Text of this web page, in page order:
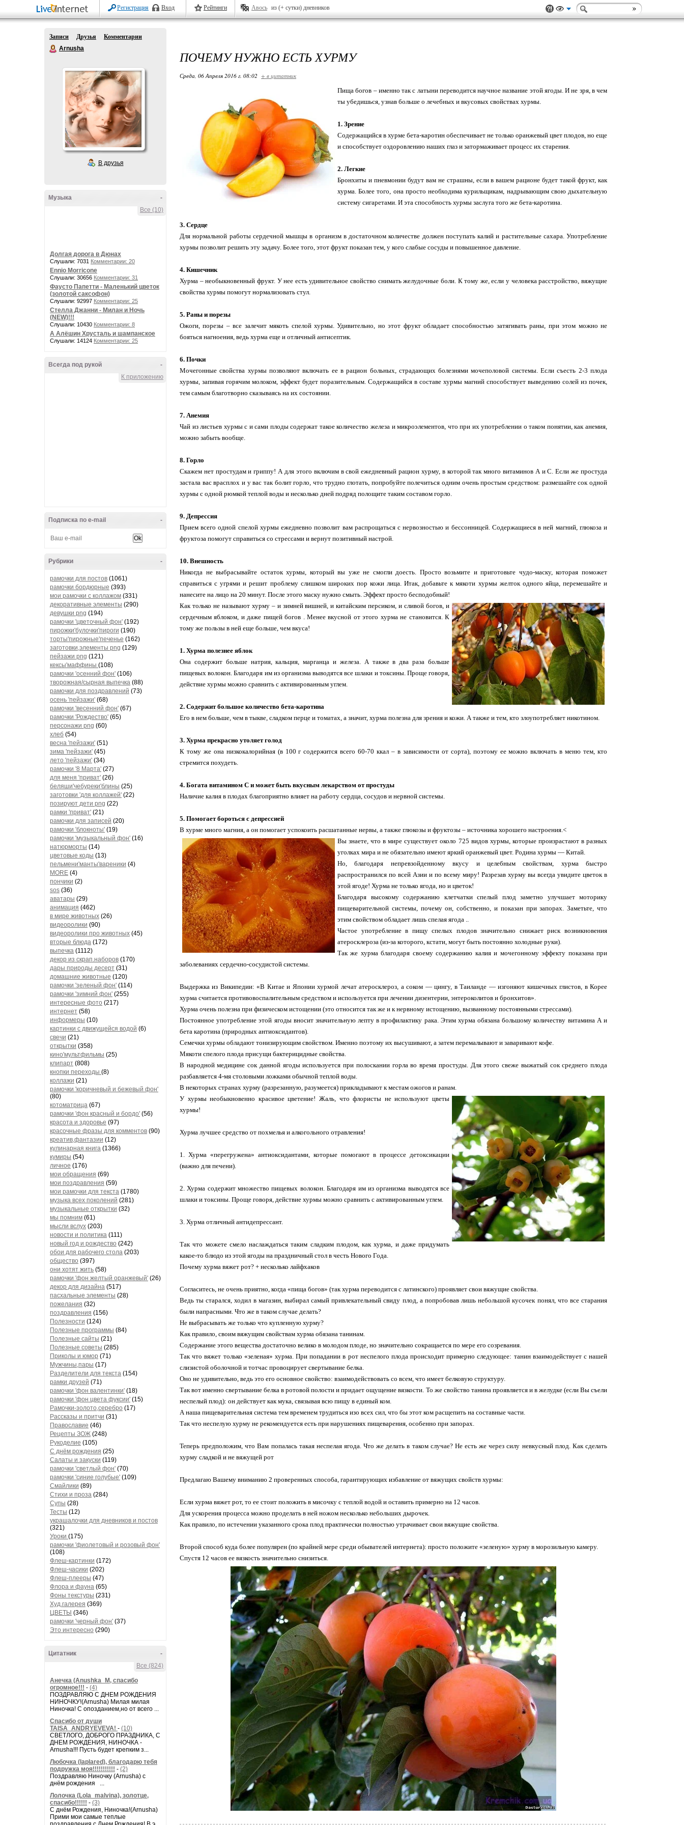
Регистрация Вход Рейтинги Авось из (+ сутки) дневников
Записи Друзья
Комментарии
Arnusha
В друзья
-
Музыка
Все (10)
Долгая дорога в Дюнах
Слушали: 7031 Комментарии: 20
Ennio Morricone
Слушали: 30656 Комментарии: 31
Фаусто Папетти - Маленький цветок
(золотой саксофон)
Слушали: 92997 Комментарии: 25
Стелла Джанни - Милан и Ночь
(NEW)!!!
Слушали: 10430 Комментарии: 8
А Алёшин Хрусталь и шампанское
Слушали: 14124 Комментарии: 25
-
Всегда под рукой
К приложению
-
Подписка по e-mail
-
Рубрики
рамочки для постов (1061)
рамочки бордюрные (393)
мои рамочки с коллажом (331)
декоративные элементы (290)
девушки png (194)
рамочки 'цветочный фон' (192)
пирожки'булочки'пироги (190)
торты'пирожные'печенье (162)
заготовки,элементы png (129)
пейзажи png (121)
кексы'маффины (108)
рамочки 'осенний фон' (106)
творожная/сырная выпечка (88)
рамочки для поздравлений (73)
осень 'пейзажи' (68)
рамочки 'весенний фон' (67)
рамочки 'Рождество' (65)
персонажи png (60)
хлеб (54)
весна 'пейзажи' (51)
зима 'пейзажи' (45)
лето 'пейзажи' (34)
рамочки '8 Марта' (27)
для меня 'приват' (26)
беляши'чебуреки'блины (25)
заготовки 'для коллажей' (22)
позируют дети png (22)
рамки 'приват' (21)
рамочки для записей (20)
рамочки 'блокноты' (19)
рамочки 'музыкальный фон' (16)
натюрморты (14)
цветовые коды (13)
пельмени'манты'вареники (4)
MORE (4)
пончики (2)
sos (36)
аватары (29)
анимация (462)
в мире животных (26)
видеоролики (90)
видеоролики про животных (45)
вторые блюда (172)
выпечка (1112)
декор из скрап.наборов (170)
дары природы десерт (31)
домашние животные (120)
рамочки 'зеленый фон' (114)
рамочки 'зимний фон' (255)
интересные фото (217)
интернет (58)
информеры (10)
картинки с движущейся водой (6)
свечи (21)
открытки (358)
кино'мультфильмы (25)
клипарт (808)
кнопки переходы (8)
коллажи (21)
рамочки 'коричневый и бежевый фон'
(80)
котоматрица (67)
рамочки 'фон красный и бордо' (56)
красота и здоровье (97)
красочные фразы для комментов (90)
креатив,фантазии (12)
кулинарная книга (1366)
кумиры (54)
личное (176)
мои обращения (69)
мои поздравления (59)
мои рамочки для текста (1780)
музыка всех поколений (281)
музыкальные открытки (32)
мы помним (61)
мысли вслух (203)
новости и политика (111)
новый год и рождество (242)
обои для рабочего стола (203)
общество (397)
они хотят жить (58)
рамочки 'фон желтый оранжевый' (26)
декор для дизайна (517)
пасхальные элементы (28)
пожелания (32)
поздравления (156)
Полезности (124)
Полезные программы (84)
Полезные сайты (21)
Полезные советы (285)
Приколы и юмор (71)
Мужчины,пары (17)
Разделители для текста (154)
рамки друзей (71)
рамочки 'фон валентинки' (18)
рамочки 'фон цвета фуксии' (15)
Рамочки-золото,серебро (17)
Рассказы и притчи (31)
Православие (46)
Рецепты ЗОЖ (248)
Рукоделие (105)
С днём рождения (25)
Салаты и закуски (119)
рамочки 'светлый фон' (70)
рамочки 'синие голубые' (109)
Смайлики (89)
Стихи и проза (284)
Супы (28)
Тесты (12)
украшалочки для дневников и постов
(321)
Уроки (175)
рамочки 'фиолетовый и розовый фон'
(108)
Флеш-картинки (172)
Флеш-часики (202)
Флеш-плееры (47)
Флора и фауна (65)
Фоны текстуры (231)
Худ.галерея (369)
ЦВЕТЫ (346)
рамочки 'черный фон' (37)
Это интересно (290)
-
Цитатник
Все (824)
Анечка (Anushka_M, спасибо
огромное!!! - (4)
ПОЗДРАВЛЯЮ С ДНЕМ РОЖДЕНИЯ
НИНОЧКУ!(Arnusha) Милая милая
Ниночка! С опозданием,но от всего ...
Спасибо от души
TAISA_ANDRYEVEVA! - (10)
СВЕТЛОГО, ДОБРОГО ПРАЗДНИКА, С
ДНЕМ РОЖДЕНИЯ, НИНОЧКА -
Arnusha!!! Пусть будет крепким з...
Любочка (laplared), благодарю тебя
подружка моя!!!!!!!!!!! - (2)
Поздравляю Ниночку (Arnusha) с
днём рождения ...
Лолочка (Lola_malvina), золотце,
спасибо!!!!!! - (3)
С днём Рождения, Ниночка!(Аrnusha)
Прими мои самые теплые
ПОЧЕМУ НУЖНО ЕСТЬ ХУРМУ
Среда, 06 Апреля 2016 г. 08:02 + в цитатник
Пища богов – именно так с латыни переводится научное название этой ягоды. И не зря, в чем
ты убедишься, узнав больше о лечебных и вкусовых свойствах хурмы.
1. Зрение
Содержащийся в хурме бета-каротин обеспечивает не только оранжевый цвет плодов, но еще
и способствует оздоровлению наших глаз и затормаживает процесс их старения.
2. Легкие
Бронхиты и пневмонии будут вам не страшны, если в вашем рационе будет такой фрукт, как
хурма. Более того, она просто необходима курильщикам, надрывающим свою дыхательную
систему сигаретами. И эта способность хурмы заслуга того же бета-каротина.
3. Сердце
Для нормальной работы сердечной мышцы в организм в достаточном количестве должен поступать калий и растительные сахара. Употребление
хурмы позволит решить эту задачу. Более того, этот фрукт показан тем, у кого слабые сосуды и повышенное давление.
4. Кишечник
Хурма – необыкновенный фрукт. У нее есть удивительное свойство снимать желудочные боли. К тому же, если у человека расстройство, вяжущие
свойства хурмы помогут нормализовать стул.
5. Раны и порезы
Ожоги, порезы – все залечит мякоть спелой хурмы. Удивительно, но этот фрукт обладает способностью затягивать раны, при этом можно не
бояться нагноения, ведь хурма еще и отличный антисептик.
6. Почки
Мочегонные свойства хурмы позволяют включать ее в рацион больных, страдающих болезнями мочеполовой системы. Если съесть 2-3 плода
хурмы, запивая горячим молоком, эффект будет поразительным. Содержащийся в составе хурмы магний способствует выведению солей из почек,
тем самым благотворно сказываясь на их состоянии.
7. Анемия
Чай из листьев хурмы с и сами плоды содержат такое количество железа и микроэлементов, что при их употреблении о таком понятии, как анемия,
можно забыть вообще.
8. Горло
Скажем нет простудам и гриппу! А для этого включим в свой ежедневный рацион хурму, в которой так много витаминов А и С. Если же простуда
застала вас врасплох и у вас так болит горло, что трудно глотать, попробуйте полечиться одним очень простым средством: размешайте сок одной
хурмы с одной рюмкой теплой воды и несколько дней подряд полощите таким составом горло.
9. Депрессия
Прием всего одной спелой хурмы ежедневно позволит вам распрощаться с нервозностью и бессонницей. Содержащиеся в ней магний, глюкоза и
фруктоза помогут справиться со стрессами и вернут позитивный настрой.
10. Внешность
Никогда не выбрасывайте остаток хурмы, который вы уже не смогли доесть. Просто возьмите и приготовьте чудо-маску, которая поможет
справиться с угрями и решит проблему слишком широких пор кожи лица. Итак, добавьте к мякоти хурмы желток одного яйца, перемешайте и
нанесите на лицо на 20 минут. После этого маску нужно смыть. Эффект просто бесподобный!
Как только не называют хурму – и зимней вишней, и китайским персиком, и сливой богов, и
сердечным яблоком, и даже пищей богов . Менее вкусной от этого хурма не становится. К
тому же пользы в ней еще больше, чем вкуса!
1. Хурма полезнее яблок
Она содержит больше натрия, кальция, марганца и железа. А также в два раза больше
пищевых волокон. Благодаря им из организма выводятся все шлаки и токсины. Проще говоря,
действие хурмы можно сравнить с активированным углем.
2. Содержит большое количество бета-каротина
Его в нем больше, чем в тыкве, сладком перце и томатах, а значит, хурма полезна для зрения и кожи. А также и тем, кто злоупотребляет никотином.
3. Хурма прекрасно утоляет голод
К тому же она низкокалорийная (в 100 г содержится всего 60-70 ккал – в зависимости от сорта), поэтому ее можно включать в меню тем, кто
стремится похудеть.
4. Богата витамином С и может быть вкусным лекарством от простуды
Наличие калия в плодах благоприятно влияет на работу сердца, сосудов и нервной системы.
5. Помогает бороться с депрессией
В хурме много магния, а он помогает успокоить расшатанные нервы, а также глюкозы и фруктозы – источника хорошего настроения.<
Вы знаете, что в мире существует около 725 видов хурмы, которые произрастают в разных
уголках мира и не обязательно имеют яркий оранжевый цвет. Родина хурмы — Китай.
Но, благодаря непревзойденному вкусу и целебным свойствам, хурма быстро
распространился по всей Азии и по всему миру! Разрезав хурму вы всегда увидите цветок в
этой ягоде! Хурма не только ягода, но и цветок!
Благодаря высокому содержанию клетчатки спелый плод заметно улучшает моторику
пищеварительной системы, почему он, собственно, и показан при запорах. Заметьте, что
этим свойством обладает лишь спелая ягода ..
Частое употребление в пищу спелых плодов значительно снижает риск возникновения
атеросклероза (из-за которого, кстати, могут быть постоянно холодные руки).
Так же хурма благодаря своему содержанию калия и мочегонному эффекту показана при
заболеваниях сердечно-сосудистой системы.
Выдержка из Википедии: «В Китае и Японии хурмой лечат атеросклероз, а соком — цингу, в Таиланде — изгоняют кишечных глистов, в Корее
хурма считается противовоспалительным средством и используется при лечении дизентерии, энтероколитов и бронхитов».
Хурма очень полезна при физическом истощении (это относится так же и к нервному истощению, вызванному постоянными стрессами).
Постоянное употребление этой ягоды вносит значительную лепту в профилактику рака. Этим хурма обязана большому количеству витамина А и
бета каротина (природных антиоксидантов).
Семечки хурмы обладают тонизирующим свойством. Именно поэтому их высушивают, а затем перемалывают и заваривают кофе.
Мякоти спелого плода присущи бактерицидные свойства.
В народной медицине сок данной ягоды используется при полоскании горла во время простуды. Для этого свеже выжатый сок среднего плода
разбавляется 4-мя столовыми ложками обычной теплой воды.
В некоторых странах хурму (разрезанную, разумеется) прикладывают к местам ожогов и ранам.
У хурмы необыкновенно красивое цветение! Жаль, что флористы не используют цветы
хурмы!
Хурма лучшее средство от похмелья и алкогольного отравления!
1. Хурма «перегружена» антиоксидантами, которые помогают в процессе детоксикации
(важно для печени).
2. Хурма содержит множество пищевых волокон. Благодаря им из организма выводятся все
шлаки и токсины. Проще говоря, действие хурмы можно сравнить с активированным углем.
3. Хурма отличный антидепрессант.
Так что можете смело наслаждаться таким сладким плодом, как хурма, и даже придумать
какое-то блюдо из этой ягоды на праздничный стол в честь Нового Года.
Почему хурма вяжет рот? + несколько лайфхаков
Согласитесь, не очень приятно, когда «пища богов» (так хурма переводится с латинского) проявляет свои вяжущие свойства.
Ведь ты старался, ходил в магазин, выбирал самый привлекательный свиду плод, а попробовав лишь небольшой кусочек понял, что все старания
были напрасными. Что же в таком случае делать?
Не выбрасывать же только что купленную хурму?
Как правило, своим вяжущим свойствам хурма обязана танинам.
Содержание этого вещества достаточно велико в молодом плоде, но значительно сокращается по мере его созревания.
Так что вяжет только «зеленая» хурма. При попадании в рот неспелого плода происходит примерно следующее: танин взаимодействует с нашей
слизистой оболочной и тотчас провоцирует свертывание белка.
Оно не удивительно, ведь это его основное свойство: взаимодействовать со всем, что имеет белковую структуру.
Так вот именно свертывание белка в ротовой полости и придает ощущение вязкости. То же свойство танина проявляется и в желудке (если Вы съели
неспелый плод): он действует как мука, связывая всю пищу в единый ком.
А наша пищеварительная система тем временем трудиться изо всех сил, что бы этот ком расщепить на составные части.
Так что неспелую хурму не рекомендуется есть при нарушениях пищеварения, особенно при запорах.
Теперь предположим, что Вам попалась такая неспелая ягода. Что же делать в таком случае? Не есть же через силу невкусный плод. Как сделать
хурму сладкой и не вяжущей рот
Предлагаю Вашему вниманию 2 проверенных способа, гарантирующих избавление от вяжущих свойств хурмы:
Если хурма вяжет рот, то ее стоит положить в мисочку с теплой водой и оставить примерно на 12 часов.
Для ускорения процесса можно проделать в ней ножом несколько небольших дырочек.
Как правило, по истечении указанного срока плод практически полностью утрачивает свои вяжущие свойства.
Второй способ куда более популярен (по крайней мере среди обывателей интернета): просто положите «зеленую» хурму в морозильную камеру.
Спустя 12 часов ее вязкость значительно снизиться.